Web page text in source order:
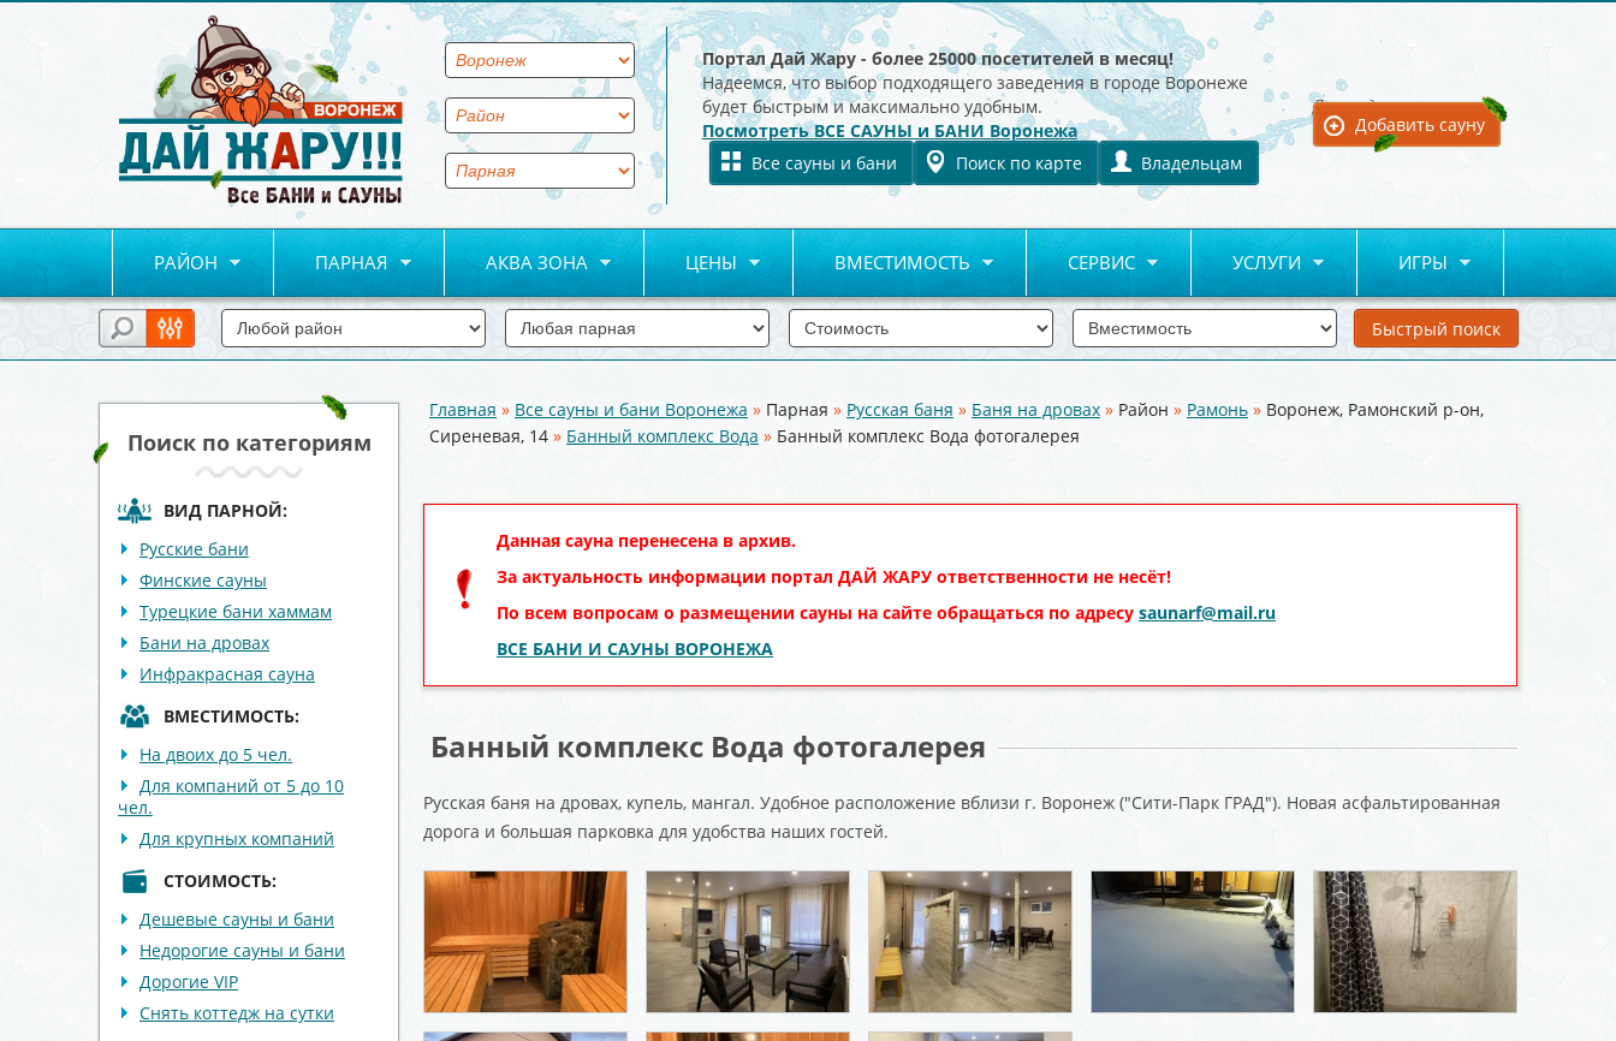
Портал Дай Жару - более 25000 посетителей в месяц!
Надеемся, что выбор подходящего заведения в городе Воронеже
будет быстрым и максимально удобным.
Посмотреть ВСЕ САУНЫ и БАНИ Воронежа
Все сауны и бани
Поиск по карте Владельцам
Для владельцев:
Добавить сауну
РАЙОН ПАРНАЯ АКВА ЗОНА ЦЕНЫ ВМЕСТИМОСТЬ СЕРВИС УСЛУГИ ИГРЫ
Поиск по категориям
ВИД ПАРНОЙ:
Русские бани
Финские сауны
Турецкие бани хаммам
Бани на дровах
Инфракрасная сауна
ВМЕСТИМОСТЬ:
На двоих до 5 чел.
Для компаний от 5 до 10
чел.
Для крупных компаний
СТОИМОСТЬ:
Дешевые сауны и бани
Недорогие сауны и бани
Дорогие VIP
Снять коттедж на сутки
Вы здесь
Главная » Все сауны и бани Воронежа » Парная » Русская баня » Баня на дровах » Район » Рамонь » Воронеж, Рамонский р-он,
Сиреневая, 14 » Банный комплекс Вода » Банный комплекс Вода фотогалерея
Данная сауна перенесена в архив.
За актуальность информации портал ДАЙ ЖАРУ ответственности не несёт!
По всем вопросам о размещении сауны на сайте обращаться по адресу saunarf@mail.ru
ВСЕ БАНИ И САУНЫ ВОРОНЕЖА
Банный комплекс Вода фотогалерея
Русская баня на дровах, купель, мангал. Удобное расположение вблизи г. Воронеж ("Сити-Парк ГРАД"). Новая асфальтированная
дорога и большая парковка для удобства наших гостей.